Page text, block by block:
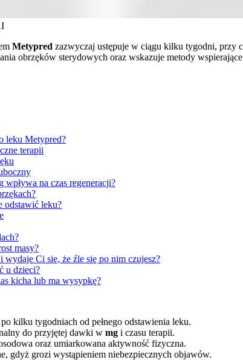
Metypred zazwyczaj ustępuje w ciągu kilku tygodni, przy
obrzęków sterydowych oraz wskazuje metody
leku Metypred?
terapii
na czas regeneracji?
odstawić leku?
masy?
wydaje Ci się, że źle się po nim czujesz?
u dzieci?
kicha lub ma wysypkę?
kilku tygodniach od pełnego odstawienia leku.
do przyjętej dawki w mg i czasu terapii.
oraz umiarkowana aktywność fizyczna.
gdyż grozi wystąpieniem niebezpiecznych objawów.